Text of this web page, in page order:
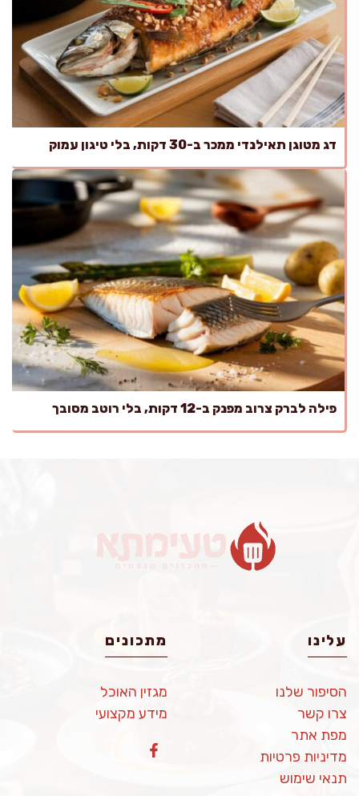
דג מטוגן תאילנדי ממכר ב-30 דקות, בלי טיגון עמוק
פילה לברק צרוב מפנק ב-12 דקות, בלי רוטב מסובך
עלינו
הסיפור שלנו
צרו קשר
מפת אתר
מדיניות פרטיות
תנאי שימוש
מתכונים
מגזין האוכל
מידע מקצועי